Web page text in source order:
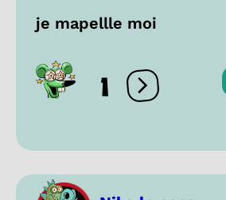
je mapellle moi
1 Ouvrir les